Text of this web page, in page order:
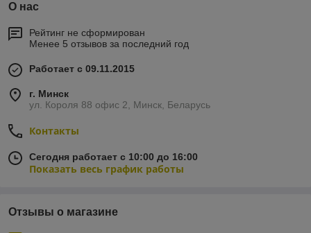
О нас
Рейтинг не сформирован
Менее 5 отзывов за последний год
Работает с 09.11.2015
г. Минск
ул. Короля 88 офис 2, Минск, Беларусь
Контакты
Сегодня работает с 10:00 до 16:00
Показать весь график работы
Отзывы о магазине